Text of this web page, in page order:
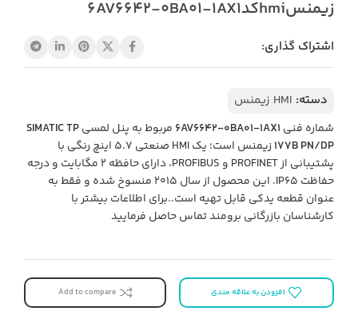
زیمنسhmiکد6AV6642-0BA01-1AX1
اشتراک گذاری:
دسته: HMI زیمنس
شماره فنی 6AV6642-0BA01-1AX1 مربوط به پنل لمسیSIMATIC TP
177B PN/DP
زیمنس است؛ یک HMI صنعتی ۵.۷ اینچ رنگی با
پشتیبانی از PROFINET و PROFIBUS، دارای حافظه ۲ مگابایت و درجه
حفاظت IP65. این محصول از سال ۲۰۱۵ منسوخ شده و فقط به
عنوان قطعه یدکی قابل تهیه است..برای اطلاعات بیشتر با
کارشناسان بازرگانی برومند تماس حاصل فرمایید
افزودن به علاقه مندی Add to compare